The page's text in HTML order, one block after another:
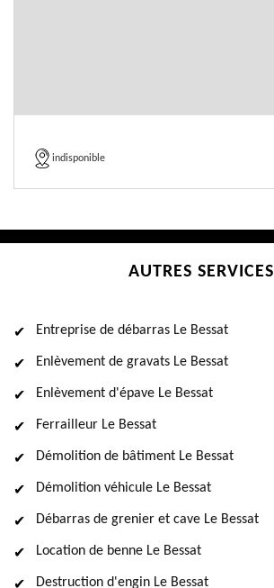
indisponible
AUTRES SERVICES
Entreprise de débarras Le Bessat
Enlèvement de gravats Le Bessat
Enlèvement d'épave Le Bessat
Ferrailleur Le Bessat
Démolition de bâtiment Le Bessat
Démolition véhicule Le Bessat
Débarras de grenier et cave Le Bessat
Location de benne Le Bessat
Destruction d'engin Le Bessat